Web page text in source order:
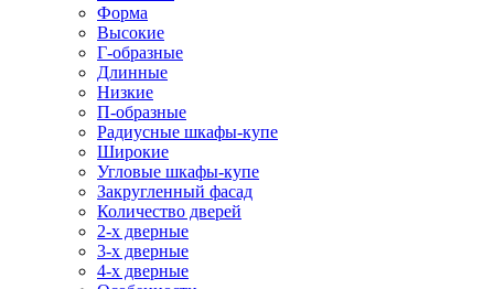
Форма
Высокие
Г-образные
Длинные
Низкие
П-образные
Радиусные шкафы-купе
Широкие
Угловые шкафы-купе
Закругленный фасад
Количество дверей
2-х дверные
3-х дверные
4-х дверные